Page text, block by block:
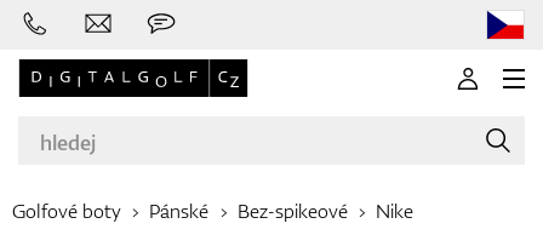
Golfové boty Pánské Bez-spikeové Nike